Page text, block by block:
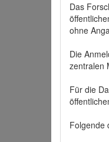
Das
ohne
Die
zentralen
Für die
Folgende